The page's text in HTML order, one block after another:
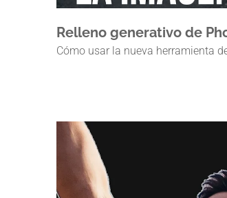
Relleno generativo de
Cómo usar la nueva herramienta